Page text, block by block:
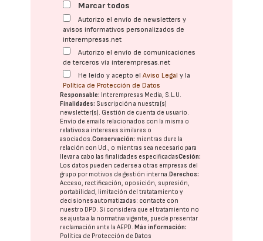
Marcar todos
Autorizo el envío de newsletters y
avisos informativos personalizados de
interempresas.net
Autorizo el envío de comunicaciones
de terceros vía interempresas.net
He leído y acepto elAviso Legal y la
Política de Protección de Datos
Responsable: Interempresas Media, S.L.U.
Finalidades: Suscripción a nuestra(s)
newsletter(s). Gestión de cuenta de usuario.
Envío de emails relacionados con la misma o
relativos a intereses similares o
asociados.Conservación: mientras dure la
relación con Ud., o mientras sea necesario para
llevar a cabo las finalidades especificadasCesión:
Los datos pueden cederse a otras empresas del
grupo por motivos de gestión interna. Derechos:
Acceso, rectificación, oposición, supresión,
portabilidad, limitación del tratatamiento y
decisiones automatizadas: contacte con
nuestro DPD. Si considera que el tratamiento no
se ajusta a la normativa vigente, puede presentar
reclamación ante laAEPD. Más información:
Política de Protección de Datos